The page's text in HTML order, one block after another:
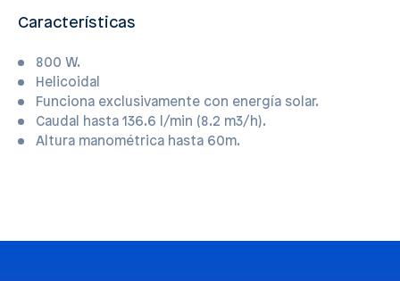
Características
800 W.
Helicoidal
Funciona exclusivamente con energía solar.
Caudal hasta 136.6 l/min (8.2 m3/h).
Altura manométrica hasta 60m.